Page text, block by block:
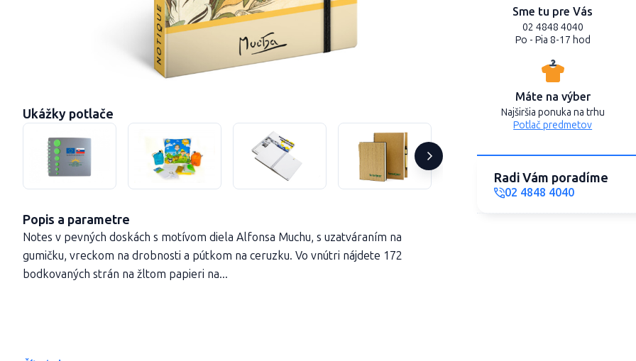
Sme tu pre Vás
02 4848 4040
Po - Pia 8-17 hod
Máte na výber
Najširšia ponuka na trhu
Potlač predmetov
Radi Vám poradíme
02 4848 4040
Ukážky potlače
Popis a parametre
Notes v pevných doskách s motívom diela Alfonsa Muchu, s uzatváraním na
gumičku, vreckom na drobnosti a pútkom na ceruzku. Vo vnútri nájdete 172
bodkovaných strán na žltom papieri na...